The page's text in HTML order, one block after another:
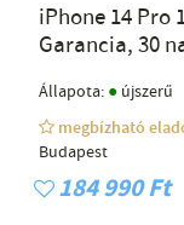
iPhone 14 Pro
Garancia, 30
Állapota: ● újszerű
megbízható
Budapest
184 990 Ft